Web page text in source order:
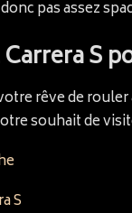
pas assez
S
rêve de rouler
souhait de